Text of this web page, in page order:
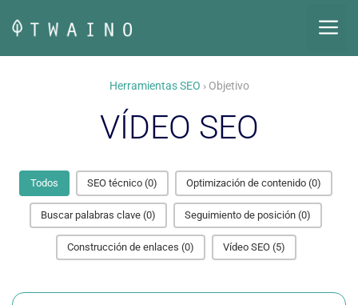
contenido
Herramientas SEO › Objetivo
VÍDEO SEO
Todos SEO técnico (0) Optimización de contenido (0)
Buscar palabras clave (0) Seguimiento de posición (0)
Construcción de enlaces (0) Vídeo SEO (5)